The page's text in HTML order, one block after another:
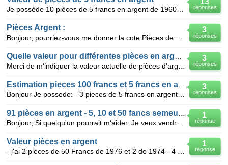
réponses
3
réponses
Pièces Argent :
3
réponses
3
réponses
1
réponse
1
réponse
Valeur pièces en argent